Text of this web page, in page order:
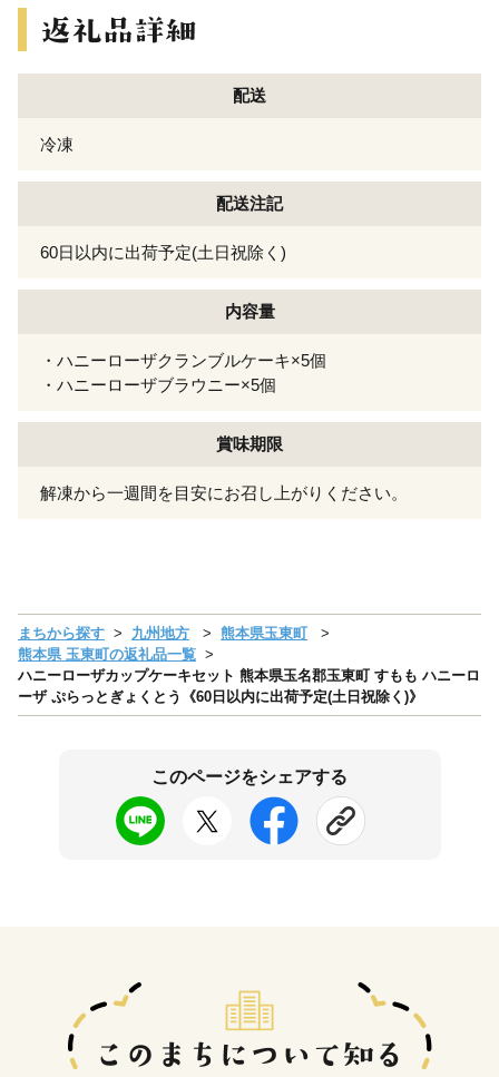
配送
冷凍
配送注記
60日以内に出荷予定(土日祝除く)
内容量
・ハニーローザクランブルケーキ×5個
・ハニーローザブラウニー×5個
賞味期限
解凍から一週間を目安にお召し上がりください。
まちから探す 九州地方
熊本県玉東町
熊本県 玉東町の返礼品一覧
ハニーローザカップケーキセット 熊本県玉名郡玉東町 すもも ハニーロ
ーザ ぷらっとぎょくとう《60日以内に出荷予定(土日祝除く)》
このページをシェアする